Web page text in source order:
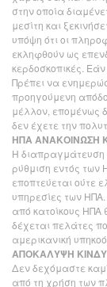
στην οποία
μεσίτη και
υπόψη ότι οι
εκληφθούν ως
κερδοσκοπικές.
Πρέπει να
προηγούμενη
μέλλον, επομένως
δεν έχετε την
ΗΠΑ ΑΝΑΚΟΙΝΩΣΗ
Η διαπραγμάτευση
ρύθμιση εντός των
εποπτεύεται ούτε
υπηρεσίες των
από κατοίκους ΗΠΑ
δέχεται πελάτες
αμερικανική
ΑΠΟΚΑΛΥΨΗ
Δεν δεχόμαστε
από τη χρήση των